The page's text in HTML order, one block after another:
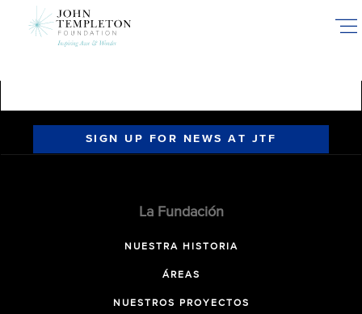
SIGN UP FOR NEWS AT JTF
La Fundación
NUESTRA HISTORIA
ÁREAS
NUESTROS PROYECTOS